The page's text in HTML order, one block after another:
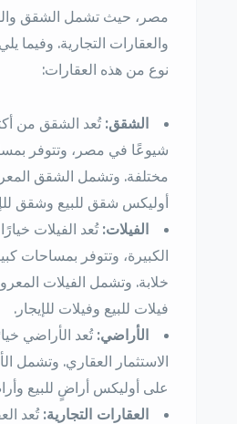
مصر، حيث تشمل الشقق
والعقارات التجارية. وفيما
نوع من هذه العقارات:
الشقق:تُعد الشقق من
شيوعًا في مصر، وتتوفر
مختلفة. وتشمل الشقق
أوليكس شقق للبيع وشقق
الفيلات: تُعد الفيلات
الكبيرة، وتتوفر بمساحات
خلابة. وتشمل الفيلات
فيلات للبيع وفيلات للإيجار.
الأراضي: تُعد الأراضي
الاستثمار العقاري. وتشمل
على أوليكس أراضٍ للبيع
العقارات التجارية: تُعد